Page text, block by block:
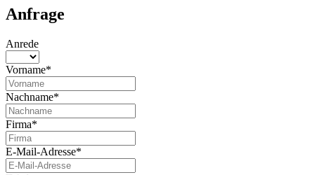
Anfrage
Anrede
Vorname*
Nachname*
Firma*
E-Mail-Adresse*